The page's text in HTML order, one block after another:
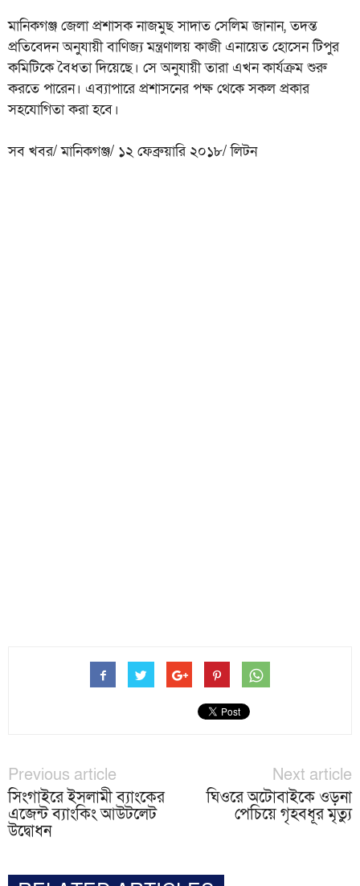
মানিকগঞ্জ জেলা প্রশাসক নাজমুছ সাদাত সেলিম জানান, তদন্ত
প্রতিবেদন অনুযায়ী বাণিজ্য মন্ত্রণালয় কাজী এনায়েত হোসেন টিপুর
কমিটিকে বৈধতা দিয়েছে। সে অনুযায়ী তারা এখন কার্যক্রম শুরু
করতে পারেন। এব্যাপারে প্রশাসনের পক্ষ থেকে সকল প্রকার
সহযোগিতা করা হবে।
সব খবর/ মানিকগঞ্জ/ ১২ ফেব্রুয়ারি ২০১৮/ লিটন
Previous article
সিংগাইরে ইসলামী ব্যাংকের
এজেন্ট ব্যাংকিং আউটলেট
উদ্বোধন
Next article
ঘিওরে অটোবাইকে ওড়না
পেচিয়ে গৃহবধূর মৃত্যু